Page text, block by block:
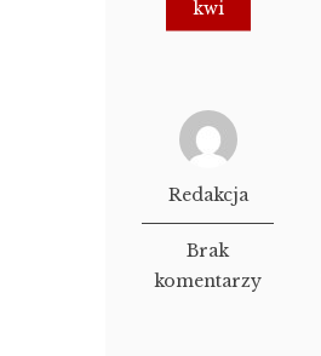
kwi
Redakcja
Brak
komentarzy